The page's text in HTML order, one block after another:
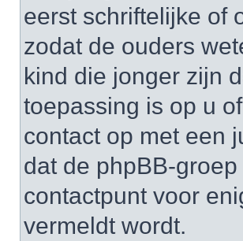
eerst schriftelijke of
zodat de ouders
kind die jonger zijn
toepassing is op u
contact op met een
dat de phpBB-
contactpunt voor
vermeldt wordt.